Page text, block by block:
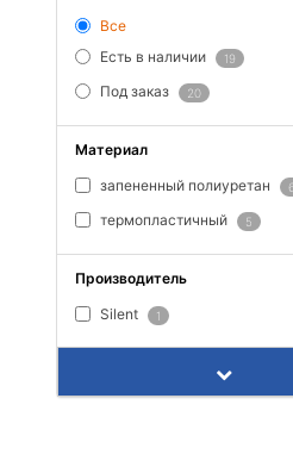
Все
Есть в наличии
19
Под заказ 20
Материал
запененный полиуретан 6
термопластичный 5
Производитель
Silent 1